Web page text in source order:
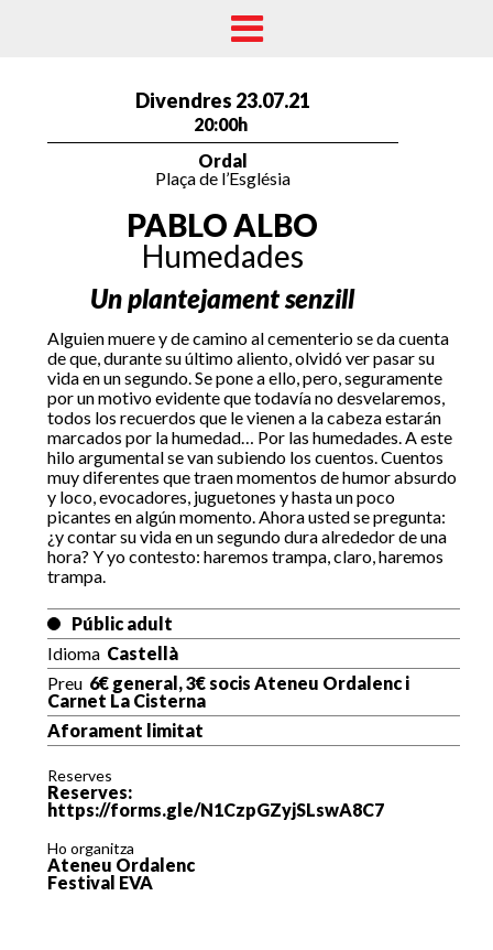
Divendres 23.07.21
20:00h
Ordal
Plaça de l’Església
PABLO ALBO
Humedades
Un plantejament senzill
Alguien muere y de camino al cementerio se da cuenta
de que, durante su último aliento, olvidó ver pasar su
vida en un segundo. Se pone a ello, pero, seguramente
por un motivo evidente que todavía no desvelaremos,
todos los recuerdos que le vienen a la cabeza estarán
marcados por la humedad… Por las humedades. A este
hilo argumental se van subiendo los cuentos. Cuentos
muy diferentes que traen momentos de humor absurdo
y loco, evocadores, juguetones y hasta un poco
picantes en algún momento. Ahora usted se pregunta:
¿y contar su vida en un segundo dura alrededor de una
hora? Y yo contesto: haremos trampa, claro, haremos
trampa.
Públic adult
Idioma Castellà
Preu 6€ general, 3€ socis Ateneu Ordalenc i
Carnet La Cisterna
Aforament limitat
Reserves
Reserves:
https://forms.gle/N1CzpGZyjSLswA8C7
Ho organitza
Ateneu Ordalenc
Festival EVA